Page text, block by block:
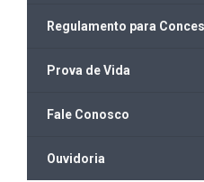
Regulamento para
Prova de Vida
Fale Conosco
Ouvidoria